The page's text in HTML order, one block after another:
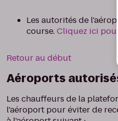
Les autorités de
course.Cliquez ici
Retour au début
Aéroports
Les chauffeurs de la
l'aéroport pour éviter de